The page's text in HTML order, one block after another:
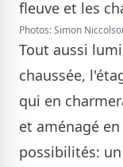
Photos: Simon
Tout aussi
chaussée,
qui en
et aménagé
possibilités: